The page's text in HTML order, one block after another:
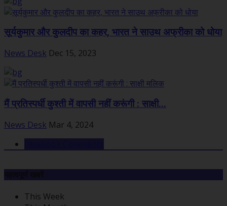
सूर्यकुमार और कुलदीप का कहर, भारत ने साउथ अफ्रीका को धोया
News Desk Dec 15, 2023
मैं प्रतिस्पर्धी कुश्ती में वापसी नहीं करूंगी : साक्षी...
News Desk Mar 4, 2024
This Week